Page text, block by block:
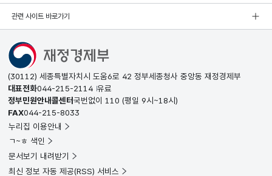
관련 사이트 바로가기
(30112) 세종특별자치시 도움6로 42 정부세종청사 중앙동 재정경제부
대표전화044-215-2114 유료
정부민원안내콜센터국번없이 110 (평일 9시~18시)
FAX044-215-8033
누리집 이용안내
ㄱ~ㅎ 색인
문서보기 내려받기
최신 정보 자동 제공(RSS) 서비스